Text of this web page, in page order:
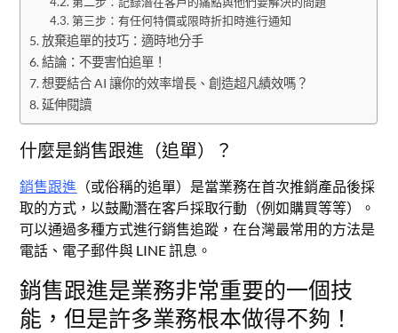
第三步：有任何特價或限時折扣時進行通知
放棄追單的技巧：適時地分手
結論：不要害怕追單！
想要結合 AI 讓你的效率增長、創造超凡績效嗎？
延伸閱讀
什麼是銷售跟進（追單）？
銷售跟進 （或俗稱的追單）是當業務在首次推銷產品後採
取的方式，以鼓勵潛在客戶採取行動（例如購買等等）。
可以通過多種方式進行銷售追蹤，在台灣最常用的方法是
電話、電子郵件與 LINE 訊息。
銷售跟進是業務非常重要的一個技
能，但是許多業務根本做得不夠！